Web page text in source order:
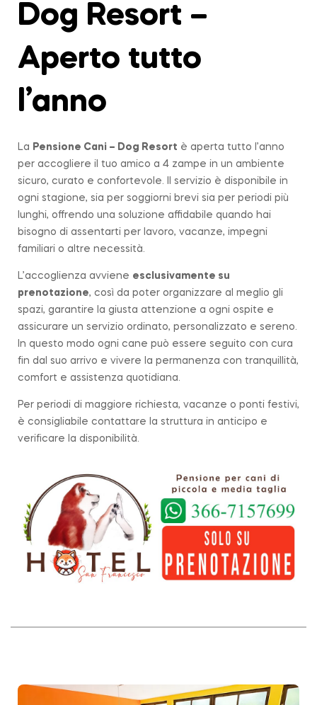
Dog Resort –
Aperto tutto
l’anno
La Pensione Cani – Dog Resort è aperta tutto l’anno
per accogliere il tuo amico a 4 zampe in un ambiente
sicuro, curato e confortevole. Il servizio è disponibile in
ogni stagione, sia per soggiorni brevi sia per periodi più
lunghi, offrendo una soluzione affidabile quando hai
bisogno di assentarti per lavoro, vacanze, impegni
familiari o altre necessità.
L’accoglienza avviene esclusivamente su
prenotazione, così da poter organizzare al meglio gli
spazi, garantire la giusta attenzione a ogni ospite e
assicurare un servizio ordinato, personalizzato e sereno.
In questo modo ogni cane può essere seguito con cura
fin dal suo arrivo e vivere la permanenza con tranquillità,
comfort e assistenza quotidiana.
Per periodi di maggiore richiesta, vacanze o ponti festivi,
è consigliabile contattare la struttura in anticipo e
verificare la disponibilità.